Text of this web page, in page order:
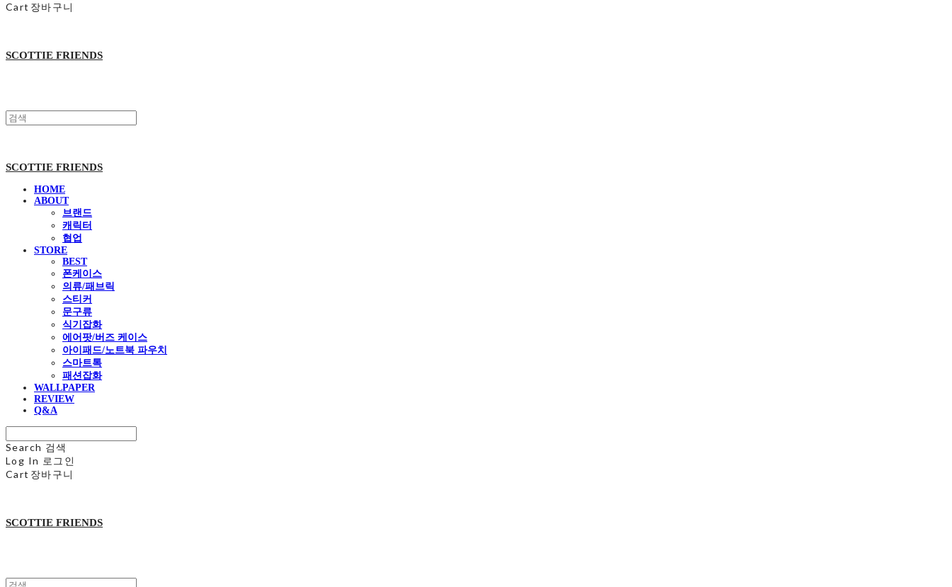
Cart 장바구니
SCOTTIE FRIENDS
SCOTTIE FRIENDS
HOME
ABOUT
브랜드
캐릭터
협업
STORE
BEST
폰케이스
의류/패브릭
스티커
문구류
식기잡화
에어팟/버즈 케이스
아이패드/노트북 파우치
스마트톡
패션잡화
WALLPAPER
REVIEW
Q&A
Search 검색
Log In 로그인
Cart 장바구니
SCOTTIE FRIENDS